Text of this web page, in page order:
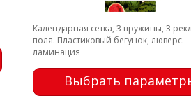
Календарная сетка, 3 пружины, 3
поля. Пластиковый бегунок, люверс.
ламинация
Выбрать